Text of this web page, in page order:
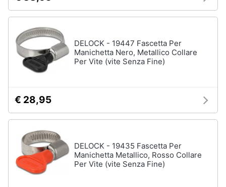
DELOCK - 19447 Fascetta Per
Manichetta Nero, Metallico Collare
Per Vite (vite Senza Fine)
€ 28,95
DELOCK - 19435 Fascetta Per
Manichetta Metallico, Rosso Collare
Per Vite (vite Senza Fine)